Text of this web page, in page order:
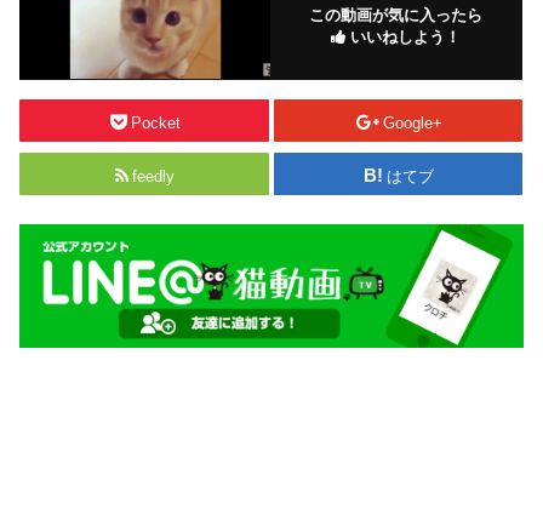
この動画が気に入ったら
いいねしよう！
Pocket Google+
feedly はてブ